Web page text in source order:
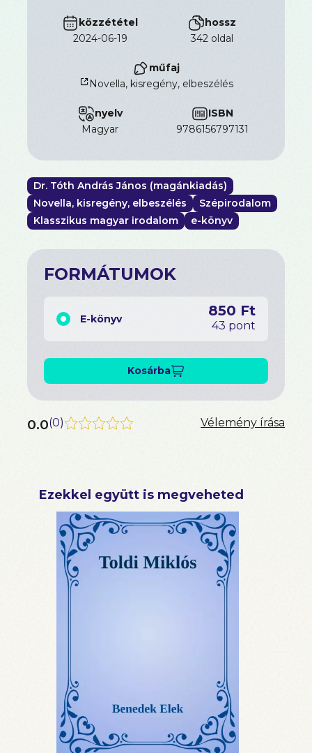
közzététel
2024-06-19
hossz
342 oldal
műfaj
Novella, kisregény, elbeszélés
nyelv
magyar
ISBN
9786156797131
Dr. Tóth András János (magánkiadás)
Novella, kisregény, elbeszélés
Szépirodalom
Klasszikus magyar irodalom
e-könyv
FORMÁTUMOK
E-könyv 850 Ft
43 pont
Kosárba
0.0(0) Vélemény írása
Ezekkel együtt is megveheted